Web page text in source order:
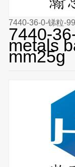
7440-36-0-锑粒-
7440-
metals
mm25g